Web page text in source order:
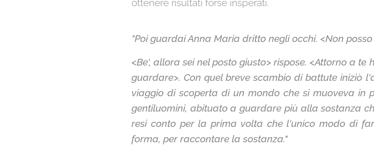
ottenere risultati forse insperati.
"Poi guardai Anna Maria dritto negli occhi. <Non
<Be', allora sei nel posto giusto> rispose. <Attorno a
guardare>. Con quel breve scambio di battute iniziò
viaggio di scoperta di un mondo che si muoveva in
gentiluomini, abituato a guardare più alla sostanza
resi conto per la prima volta che l'unico modo di
forma, per raccontare la sostanza."